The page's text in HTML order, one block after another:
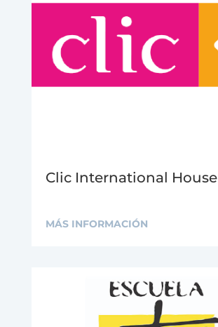
Clic International House
MÁS INFORMACIÓN